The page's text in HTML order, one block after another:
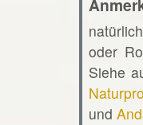
oder
Siehe
und